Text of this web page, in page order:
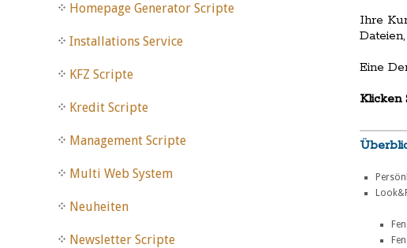
Ihre
Eine
Klicken
Homepage Generator Scripte
Installations Service
KFZ Scripte
Kredit Scripte
Management Scripte
Multi Web System
Neuheiten
Newsletter Scripte